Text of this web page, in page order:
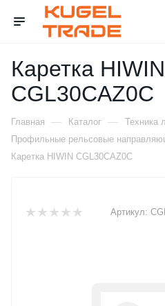
Каретка HIWIN
CGL30CAZ0C
Главная — Каталог — Техника
Профильные рельсовые
Каретка HIWIN CGL30CAZ0C
Артикул: